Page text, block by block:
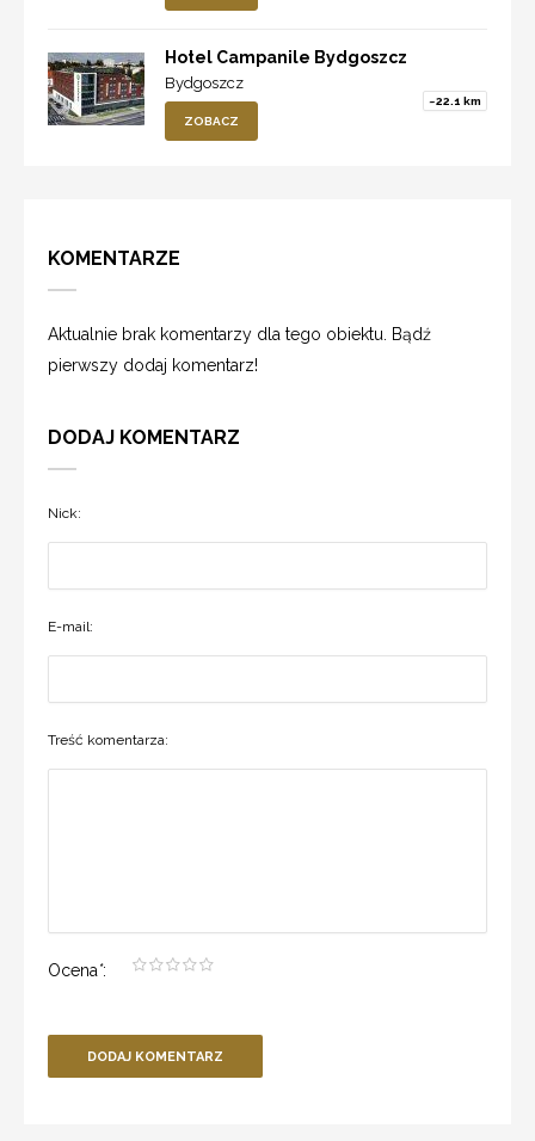
Hotel Campanile Bydgoszcz
Bydgoszcz
~22.1 km
ZOBACZ
KOMENTARZE
Aktualnie brak komentarzy dla tego obiektu. Bądź
pierwszy dodaj komentarz!
DODAJ KOMENTARZ
Nick:
E-mail:
Treść komentarza:
Ocena*:
DODAJ KOMENTARZ